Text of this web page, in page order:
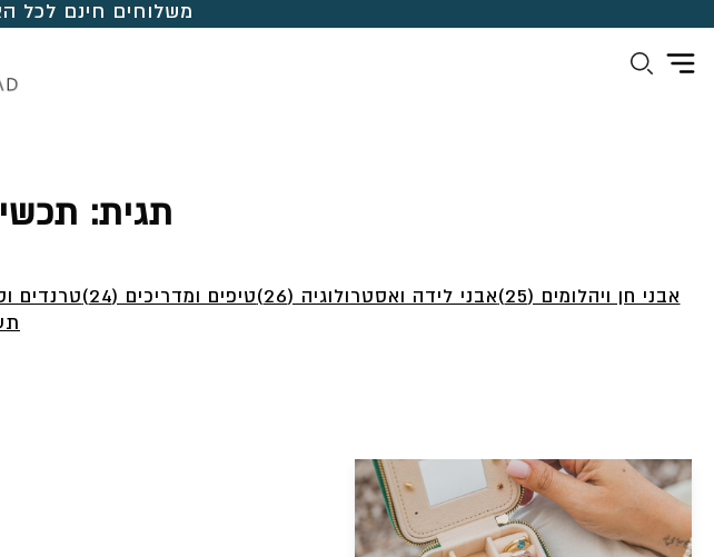
משלוחים חינם לכל הארץ | 12 תשלומים
תגית:
אבני חן ויהלומים (25) אבני לידה ואסטרולוגיה (26) טיפים ומדריכים (24) טרנדים